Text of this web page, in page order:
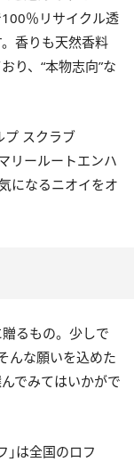
％リサイクル透
香りも天然香料
り、“本物志向”な
プ スクラブ
リールートエンハ
になるニオイをオ
るもの。少しで
んな願いを込めた
でみてはいかがで
｣は全国のロフ